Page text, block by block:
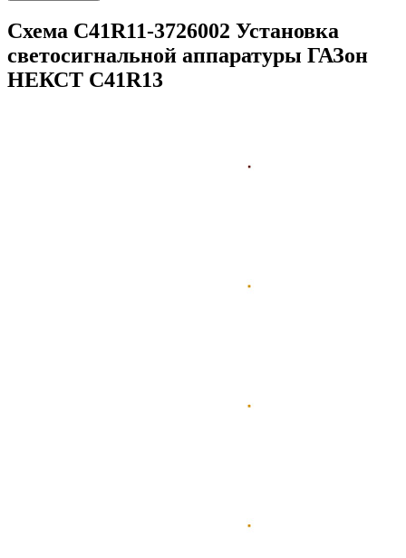
Схема С41R11-3726002 Установка
светосигнальной аппаратуры ГАЗон
НЕКСТ C41R13